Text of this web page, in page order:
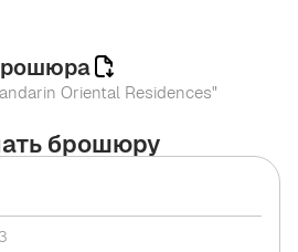
брошюру
Oriental Residences"